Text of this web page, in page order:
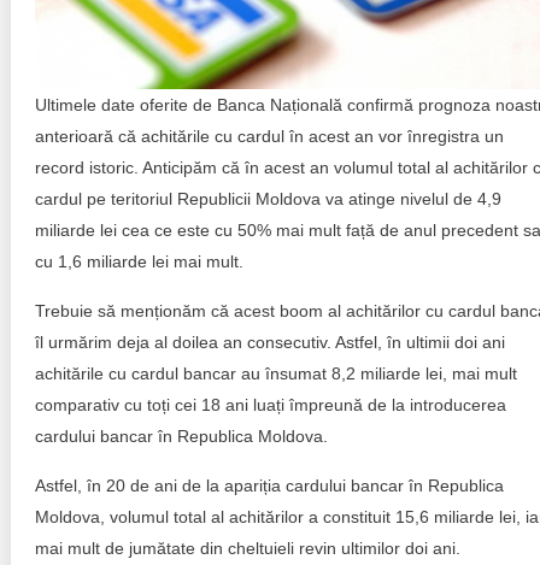
Consiliul consulativ internațional IDIS
Puterea hibridă
15 minute de realism economic
Buletin EU-STRAT
Aplică la BUNELE PRACTICI
Cele mai bune și cele mai proaste politici locale din
Moldova
Democrația, independența și transparența instituțiilor
publice-cheie din Moldova
Achiziții publice
Achizițiile publice în vizorul societății civile
Ultimele date oferite de Banca Națională confirmă prognoza
anterioară că achitările cu cardul în acest an vor înregistra un
record istoric. Anticipăm că în acest an volumul total al achitărilor
cardul pe teritoriul Republicii Moldova va atinge nivelul de 4,9
miliarde lei cea ce este cu 50% mai mult față de anul precedent
cu 1,6 miliarde lei mai mult.
Trebuie să menționăm că acest boom al achitărilor cu cardul
îl urmărim deja al doilea an consecutiv. Astfel, în ultimii doi ani
achitările cu cardul bancar au însumat 8,2 miliarde lei, mai mult
comparativ cu toți cei 18 ani luați împreună de la introducerea
cardului bancar în Republica Moldova.
Astfel, în 20 de ani de la apariția cardului bancar în Republica
Moldova, volumul total al achitărilor a constituit 15,6 miliarde lei,
mai mult de jumătate din cheltuieli revin ultimilor doi ani.